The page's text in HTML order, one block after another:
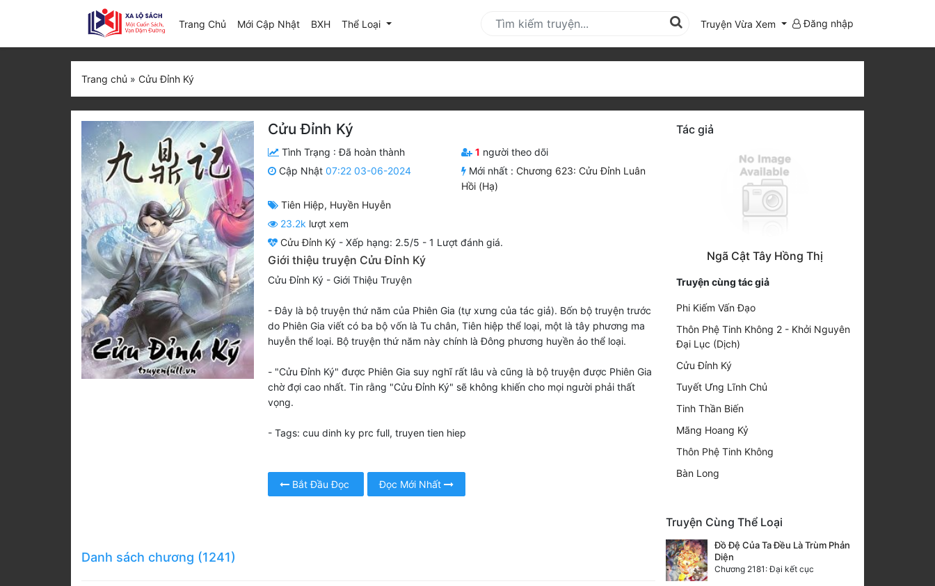
Trang Chủ Mới Cập Nhật(current)
BXH Thể Loại Truyện Vừa Xem Đăng nhập
Trang chủ » Cửu Đỉnh Ký
Cửu Đỉnh Ký
Tình Trạng :Đã hoàn thành 1 người theo dõi
Cập Nhật 07:22 03-06-2024 Mới nhất :Chương 623: Cửu Đỉnh Luân
Hồi (hạ)
Tiên Hiệp, Huyền Huyễn
23.2k lượt xem
Cửu Đỉnh Ký - Xếp hạng: 2.5/5 - 1 Lượt đánh giá.
Giới thiệu truyện Cửu Đỉnh Ký
Cửu Đỉnh Ký - Giới Thiệu Truyện
- Đây là bộ truyện thứ năm của Phiên Gia (tự xưng của tác giả). Bốn bộ truyện trước
do Phiên Gia viết có ba bộ vốn là Tu chân, Tiên hiệp thể loại, một là tây phương ma
huyễn thể loại. Bộ truyện thứ năm này chính là Đông phương huyền ảo thể loại.
- "Cửu Đỉnh Ký" được Phiên Gia suy nghĩ rất lâu và cũng là bộ truyện được Phiên Gia
chờ đợi cao nhất. Tin rằng "Cửu Đỉnh Ký" sẽ không khiến cho mọi người phải thất
vọng.
- Tags: cuu dinh ky prc full, truyen tien hiep
Bắt Đầu Đọc Đọc Mới Nhất
Danh sách chương (1241)
Tác giả
Ngã Cật Tây Hồng Thị
Truyện cùng tác giả
Phi Kiếm Vấn Đạo
Thôn Phệ Tinh Không 2 - Khởi Nguyên
Đại Lục (Dịch)
Cửu Đỉnh Ký
Tuyết Ưng Lĩnh Chủ
Tinh Thần Biến
Mãng Hoang Kỷ
Thôn Phệ Tinh Không
Bàn Long
Truyện Cùng Thể Loại
Đồ Đệ Của Ta Đều Là Trùm Phản
Diện
Chương 2181: Đại kết cục